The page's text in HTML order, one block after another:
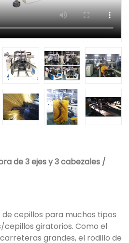
de 3 ejes y 3 cabezales /
de cepillos para muchos tipos
giratorios. Como el
grandes, el rodillo de